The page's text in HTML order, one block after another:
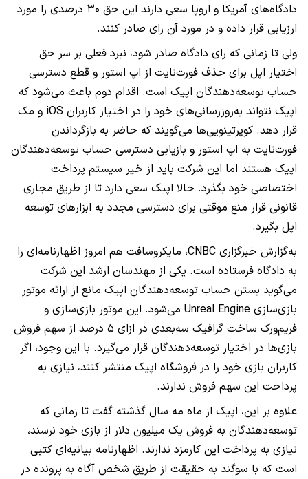
دادگاه‌های آمریکا و اروپا سعی دارند این حق ۳۰ درصدی را مورد
ارزیابی قرار داده و در مورد آن رای صادر کنند.
ولی تا زمانی که رای دادگاه صادر شود، نبرد فعلی بر سر حق
اختیار اپل برای حذف فورت‌نایت از اپ استور و قطع دسترسی
حساب توسعه‌دهندگان اپیک است. اقدام دوم باعث می‌شود که
اپیک نتواند به‌روزرسانی‌های خود را در اختیار کاربران iOS و مک
قرار دهد. کوپرتینویی‌ها می‌گویند که حاضر به بازگرداندن
فورت‌نایت به اپ استور و بازیابی دسترسی حساب توسعه‌دهندگان
اپیک هستند اما این شرکت باید از خیر سیستم پرداخت
اختصاصی خود بگذرد. حالا اپیک سعی دارد تا از طریق مجاری
قانونی قرار منع موقتی برای دسترسی مجدد به ابزارهای توسعه
اپل بگیرد.
به‌گزارش خبرگزاری CNBC، مایکروسافت هم امروز اظهارنامه‌ای را
به دادگاه فرستاده است. یکی از مهندسان ارشد این شرکت
می‌گوید بستن حساب توسعه‌دهندگان اپیک مانع از ارائه موتور
بازی‌سازی Unreal Engine می‌شود. این موتور بازی‌سازی و
فریم‌ورک ساخت گرافیک سه‌بعدی در ازای ۵ درصد از سهم فروش
بازی‌ها در اختیار توسعه‌دهندگان قرار می‌گیرد. با این وجود، اگر
کاربران بازی خود را در فروشگاه اپیک منتشر کنند، نیازی به
پرداخت این سهم فروش ندارند.
علاوه بر این، اپیک از ماه مه سال گذشته گفت تا زمانی که
توسعه‌دهندگان به فروش یک میلیون دلار از بازی خود نرسند،
نیازی به پرداخت این کارمزد ندارند. اظهارنامه بیانیه‌ای کتبی
است که با سوگند به حقیقت از طریق شخص آگاه به پرونده در